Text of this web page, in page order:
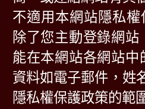
不適用本網站隱私
除了您主動登錄網
能在本網站各網站
資料如電子郵件，姓
隱私權保護政策的範